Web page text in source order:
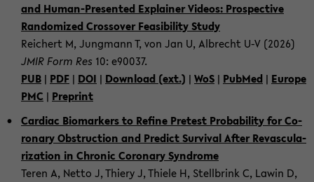
and Human-​Presented Ex­plai­ner Vi­de­os: Pro­spec­ti­ve
Ran­do­mi­zed Cross­over Fe­a­si­bi­li­ty Study
Rei­chert M, Jung­mann T, von Jan U, Al­brecht U-V (2026)
JMIR Form Res 10: e90037.
PUB | PDF | DOI | Down­load (ext.) | WoS | Pub­Med | Eu­ro­pe
PMC | Pre­print
Car­diac Bio­mar­kers to Re­fi­ne Pre­test Pro­ba­bi­li­ty for Co­
ro­na­ry Ob­st­ruc­tion and Pre­dict Sur­vi­val After Re­vas­cu­la­
riza­ti­on in Chro­nic Co­ro­na­ry Syn­dro­me
Teren A, Netto J, Thie­ry J, Thie­le H, Stell­brink C, Lawin D,